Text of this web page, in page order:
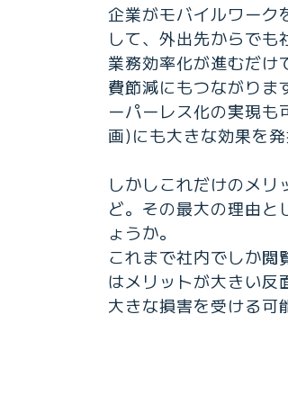
企業がモバイルワーク
して、外出先からで
業務効率化が進むだけ
費節減にもつながりま
ーパーレス化の実現
画)にも大きな効果を発
しかしこれだけのメ
ど。その最大の理由と
ょうか。
これまで社内でしか閲
はメリットが大きい反
大きな損害を受ける可